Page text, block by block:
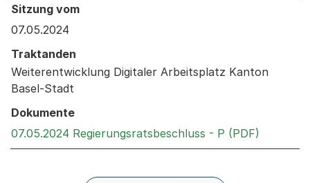
Behandelt an den folgenden Sitzungen: Informationen
Sitzung vom
07.05.2024
Traktanden
Weiterentwicklung Digitaler Arbeitsplatz Kanton
Basel-Stadt
Dokumente
07.05.2024 Regierungsratsbeschluss - P (PDF)